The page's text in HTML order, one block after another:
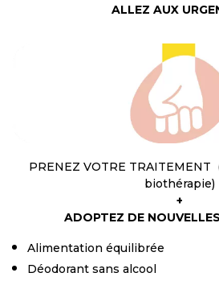
ALLEZ AUX
PRENEZ VOTRE
biothérapie)
+
ADOPTEZ DE
Alimentation équilibrée
Déodorant sans alcool